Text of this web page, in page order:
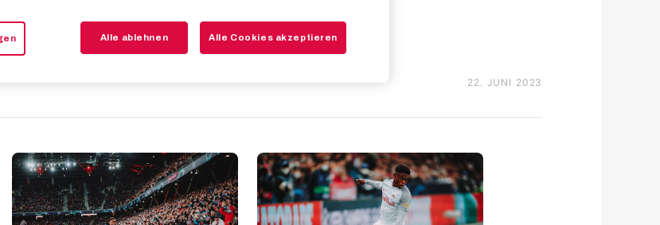
Danke für die gemeinsame Zeit, Junior!
22. JUNI 2023
Alle ablehnen Alle Cookies akzeptieren